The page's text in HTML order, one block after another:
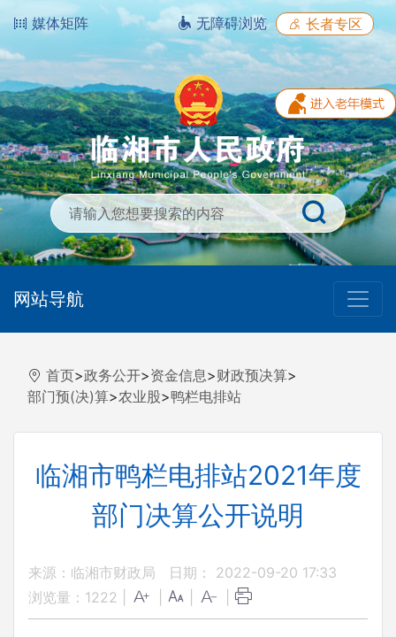
媒体矩阵 无障碍浏览 长者专区
网站导航
首页>政务公开>资金信息>财政预决算>
部门预(决)算>农业股>鸭栏电排站
临湘市鸭栏电排站2021年度
部门决算公开说明
来源：临湘市财政局
日期： 2022-09-20 17:33
浏览量： 1222